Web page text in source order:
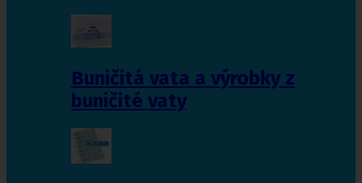
Buničitá vata a výrobky z
buničité vaty